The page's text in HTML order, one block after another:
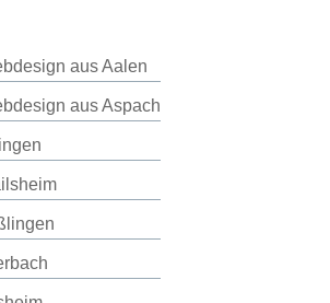
aus Aalen
aus Aspach